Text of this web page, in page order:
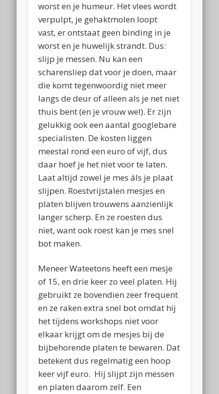
worst en je humeur. Het vlees wordt
verpulpt, je gehaktmolen loopt
vast, er ontstaat geen binding in je
worst en je huwelijk strandt. Dus:
slijp je messen. Nu kan een
scharensliep dat voor je doen, maar
die komt tegenwoordig niet meer
langs de deur of alleen als je net niet
thuis bent (en je vrouw wel). Er zijn
gelukkig ook een aantal googlebare
specialisten. De kosten liggen
meestal rond een euro of vijf, dus
daar hoef je het niet voor te laten.
Laat altijd zowel je mes áls je plaat
slijpen. Roestvrijstalen mesjes en
platen blijven trouwens aanzienlijk
langer scherp. En ze roesten dus
niet, want ook roest kan je mes snel
bot maken.
Meneer Wateetons heeft een mesje
of 15, en drie keer zo veel platen. Hij
gebruikt ze bovendien zeer frequent
en ze raken extra snel bot omdat hij
het tijdens workshops niet voor
elkaar krijgt om de mesjes bij de
bijbehorende platen te bewaren. Dat
betekent dus regelmatig een hoop
keer vijf euro. Hij slijpt zijn messen
en platen daarom zelf. Een